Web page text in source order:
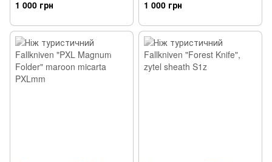
1 000 грн 1 000 грн